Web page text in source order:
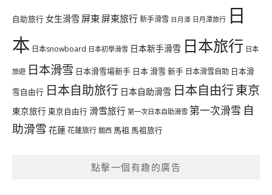
自助旅行 女生滑雪 屏東 屏東旅行新手滑雪 日月潭 日月潭旅行 日
本 日本snowboard 日本初學滑雪 日本新手滑雪 日本旅行 日本
旅遊 日本滑雪 日本滑雪場新手 日本 滑雪 新手 日本滑雪自助 日本滑
雪自由行 日本自助旅行 日本自助滑雪 日本自由行東京
東京旅行 東京自由行 滑雪旅行 第一次日本自助滑雪 第一次滑雪 自
助滑雪 花蓮花蓮旅行 關西 馬祖 馬祖旅行
點擊一個有趣的廣告